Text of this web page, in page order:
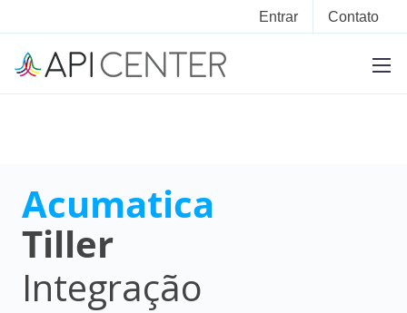
Entrar Contato
Acumatica
Tiller
Integração